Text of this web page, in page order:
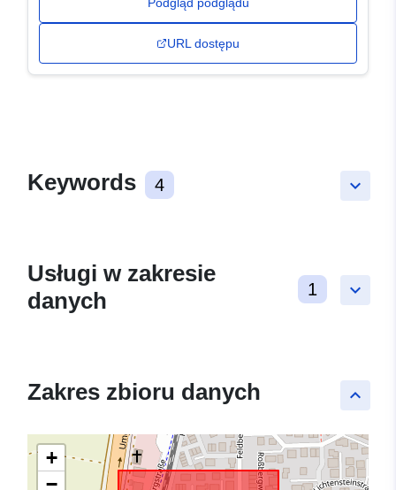
Podgląd podglądu
URL dostępu
keyboard_arrow_down
Keywords 4
keyboard_arrow_down
Usługi w zakresie
danych
1
keyboard_arrow_up
Zakres zbioru danych
+
−